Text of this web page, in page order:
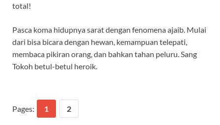
total!
Pasca koma hidupnya sarat dengan fenomena ajaib. Mulai
dari bisa bicara dengan hewan, kemampuan telepati,
membaca pikiran orang, dan bahkan tahan peluru. Sang
Tokoh betul-betul heroik.
Pages: 1 2